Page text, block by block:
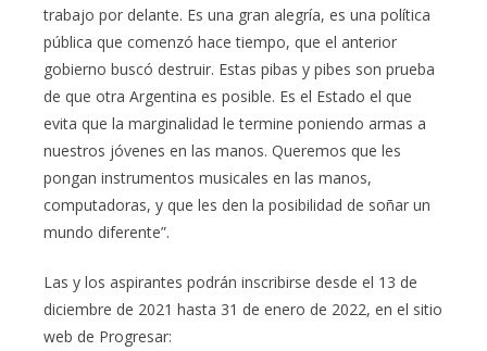
trabajo por delante. Es una gran alegría, es una política
pública que comenzó hace tiempo, que el anterior
gobierno buscó destruir. Estas pibas y pibes son prueba
de que otra Argentina es posible. Es el Estado el que
evita que la marginalidad le termine poniendo armas a
nuestros jóvenes en las manos. Queremos que les
pongan instrumentos musicales en las manos,
computadoras, y que les den la posibilidad de soñar un
mundo diferente”.
Las y los aspirantes podrán inscribirse desde el 13 de
diciembre de 2021 hasta 31 de enero de 2022, en el sitio
web de Progresar: